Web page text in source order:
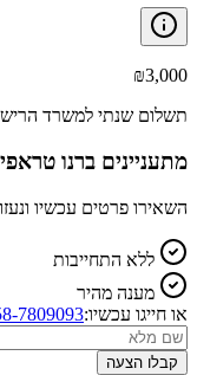
₪3,000
תשלום שנתי למשרד
מתעניינים ברנו
השאירו פרטים עכשיו
ללא התחייבות
מענה מהיר
או חייגו עכשיו:7809093
קבלו הצעה